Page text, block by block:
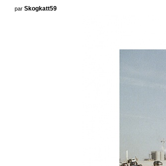
parSkogkatt59